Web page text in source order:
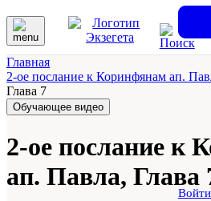
Главная
2-ое послание к Коринфянам ап.
Глава 7
Обучающее видео
2-ое послание к
ап. Павла, Глава